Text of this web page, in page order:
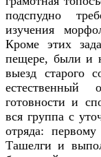
подспудно
изучения
Кроме этих
пещере, были и
выезд старого
естественный
готовности и
вся группа с
отряда:
Ташелги и